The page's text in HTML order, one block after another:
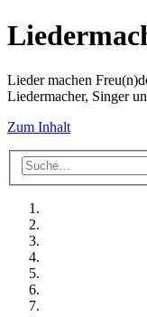
Lieder machen
Liedermacher, Singer
Zum Inhalt